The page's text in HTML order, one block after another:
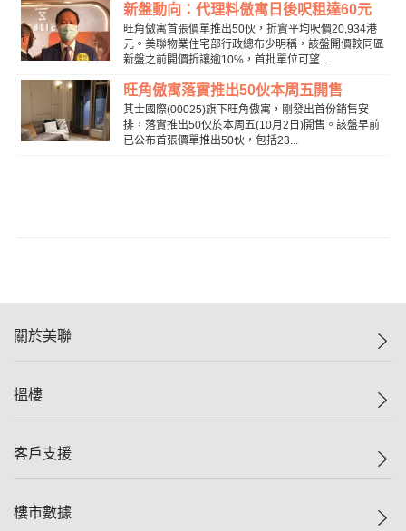
新盤動向：代理料傲寓日後呎租達60元
旺角傲寓首張價單推出50伙，折實平均呎價20,934港
元。美聯物業住宅部行政總布少明稱，該盤開價較同區
新盤之前開價折讓逾10%，首批單位可望...
旺角傲寓落實推出50伙本周五開售
其士國際(00025)旗下旺角傲寓，剛發出首份銷售安
排，落實推出50伙於本周五(10月2日)開售。該盤早前
已公布首張價單推出50伙，包括23...
關於美聯
美聯集團
人才招募
搵樓
一手新盤
減價
客戶支援
自助放盤
樓市數據